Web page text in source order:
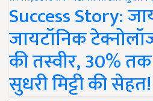
Success Story:
जायटॉनिक
की तस्वीर, 30%
सुधरी मिट्टी की सेहत!